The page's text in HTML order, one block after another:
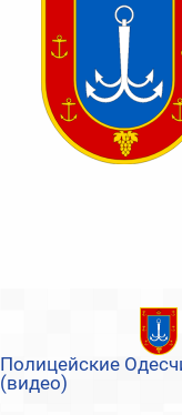
Полицейские
(видео)